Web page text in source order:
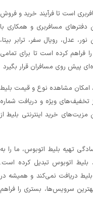
است تا فرآیند خرید و فروش
دفترهای مسافربری و همکاری با
عدل، رویال سفر، ترابر بیتا،
فراهم کرده است تا برای تمامی
پیش روی مسافران قرار بگیرد
امکان مشاهده نوع و قیمت بلیط
ویژه و دریافت شماره‌
مزیت‌های خرید اینترنتی بلیط از
کنار پشتیبانی‌ ۲۴ ساعته و سادگی تهیه بلیط اتوبوس، ما را به
بلیط اتوبوس تبدیل کرده است.
خرید بلیط دریافت نمی‌کند و همیشه در
سرویس‌ها، بستری را فراهم